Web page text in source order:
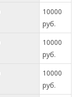
10000
руб.
10000
руб.
10000
руб.